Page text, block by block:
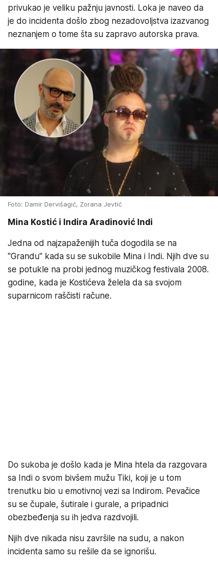
privukao je veliku pažnju javnosti. Loka je naveo da
je do incidenta došlo zbog nezadovoljstva izazvanog
neznanjem o tome šta su zapravo autorska prava.
Foto: Damir Dervišagić, Zorana Jevtić
Mina Kostić i Indira Aradinović Indi
Jedna od najzapaženijih tuča dogodila se na
"Grandu" kada su se sukobile Mina i Indi. Njih dve su
se potukle na probi jednog muzičkog festivala 2008.
godine, kada je Kostićeva želela da sa svojom
suparnicom raščisti račune.
Do sukoba je došlo kada je Mina htela da razgovara
sa Indi o svom bivšem mužu Tiki, koji je u tom
trenutku bio u emotivnoj vezi sa Indirom. Pevačice
su se čupale, šutirale i gurale, a pripadnici
obezbeđenja su ih jedva razdvojili.
Njih dve nikada nisu završile na sudu, a nakon
incidenta samo su rešile da se ignorišu.